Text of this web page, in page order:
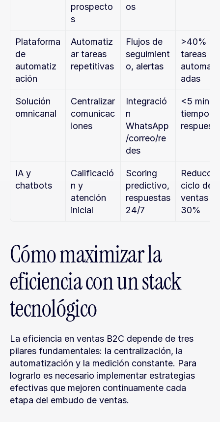
prospecto
s
os
Plataforma
de
automatiz
ación
Automatiz
ar tareas
repetitivas
Flujos de
seguimient
o, alertas
>40%
tareas
adas
Solución
omnicanal
Centralizar
comunicac
iones
Integració
n
WhatsApp
/correo/re
des
<5 min
tiempo
IA y
chatbots
Calificació
n y
atención
inicial
Scoring
predictivo,
respuestas
24/7
ciclo de
ventas
30%
Cómo maximizar la
eficiencia con un stack
tecnológico
La eficiencia en ventas B2C depende de tres
pilares fundamentales: la centralización, la
automatización y la medición constante. Para
lograrlo es necesario implementar estrategias
efectivas que mejoren continuamente cada
etapa del embudo de ventas.